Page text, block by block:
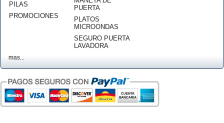
PILAS
PROMOCIONES
PUERTA
PLATOS
MICROONDAS
SEGURO PUERTA
LAVADORA
mas...